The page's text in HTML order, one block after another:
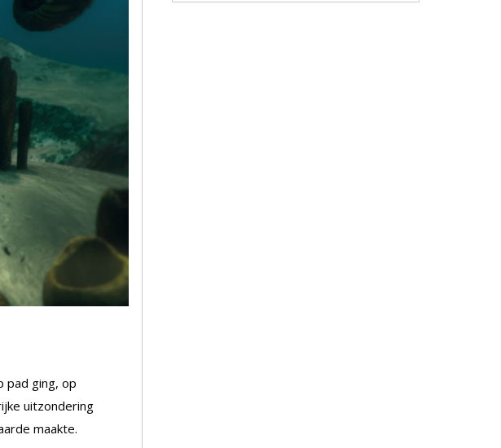
pad ging, op
uitzondering
maakte.